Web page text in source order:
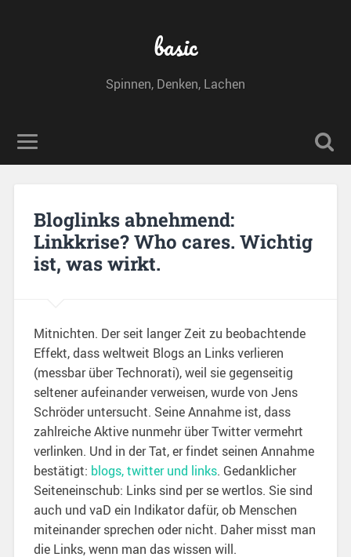
basic
Spinnen, Denken, Lachen
Bloglinks abnehmend:
Linkkrise? Who cares. Wichtig
ist, was wirkt.
Mitnichten. Der seit langer Zeit zu beobachtende
Effekt, dass weltweit Blogs an Links verlieren
(messbar über Technorati), weil sie gegenseitig
seltener aufeinander verweisen, wurde von Jens
Schröder untersucht. Seine Annahme ist, dass
zahlreiche Aktive nunmehr über Twitter vermehrt
verlinken. Und in der Tat, er findet seinen Annahme
bestätigt: blogs, twitter und links. Gedanklicher
Seiteneinschub: Links sind per se wertlos. Sie sind
auch und vaD ein Indikator dafür, ob Menschen
miteinander sprechen oder nicht. Daher misst man
die Links, wenn man das wissen will.